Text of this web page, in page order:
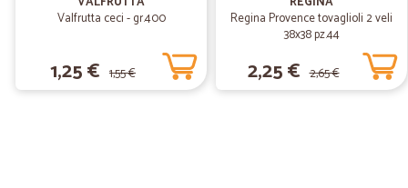
Valfrutta ceci - gr.400
1,25 € 1,55 €
Regina Provence tovaglioli 2 veli
38x38 pz.44
2,25 € 2,65 €